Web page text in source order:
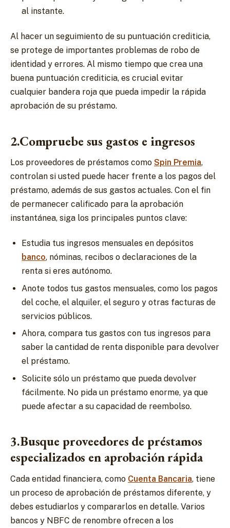
al instante.
Al hacer un seguimiento de su puntuación crediticia,
se protege de importantes problemas de robo de
identidad y errores. Al mismo tiempo que crea una
buena puntuación crediticia, es crucial evitar
cualquier bandera roja que pueda impedir la rápida
aprobación de su préstamo.
2.Compruebe sus gastos e ingresos
Los proveedores de préstamos como Spin Premia,
controlan si usted puede hacer frente a los pagos del
préstamo, además de sus gastos actuales. Con el fin
de permanecer calificado para la aprobación
instantánea, siga los principales puntos clave:
Estudia tus ingresos mensuales en depósitos
banco, nóminas, recibos o declaraciones de la
renta si eres autónomo.
Anote todos tus gastos mensuales, como los pagos
del coche, el alquiler, el seguro y otras facturas de
servicios públicos.
Ahora, compara tus gastos con tus ingresos para
saber la cantidad de renta disponible para devolver
el préstamo.
Solicite sólo un préstamo que pueda devolver
fácilmente. No pida un préstamo enorme, ya que
puede afectar a su capacidad de reembolso.
3.Busque proveedores de préstamos
especializados en aprobación rápida
Cada entidad financiera, como Cuenta Bancaria, tiene
un proceso de aprobación de préstamos diferente, y
debes estudiarlos y compararlos en detalle. Varios
bancos y NBFC de renombre ofrecen a los